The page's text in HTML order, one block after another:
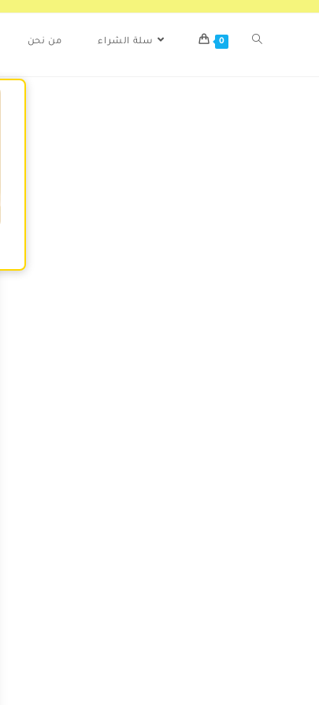
من نحن سلة الشراء 0